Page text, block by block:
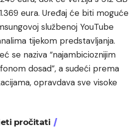
eura. Uređaj će biti moguće
službenoj YouTube
tijekom predstavljanja.
se naziva “najambicioznijim
dosad”, a sudeći prema
opravdava sve visoke
pročitati